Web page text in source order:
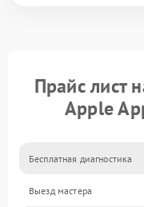
Прайс лист
Apple
Бесплатная диагностика
Выезд мастера